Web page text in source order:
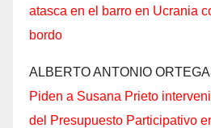
atasca en el barro en Ucrania
bordo
ALBERTO ANTONIO
Piden a Susana Prieto
del Presupuesto Participativo